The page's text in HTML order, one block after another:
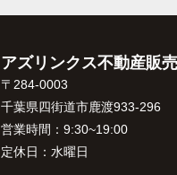
アズリンクス不動産販売
〒284-0003
千葉県四街道市鹿渡933-296
営業時間： 9:30~19:00
定休日： 水曜日